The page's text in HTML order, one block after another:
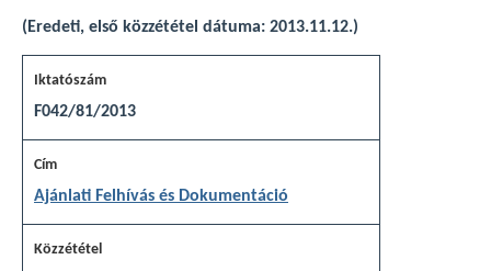
(Eredeti, első közzététel dátuma: 2013.11.12.)
F042/81/2013
Ajánlati Felhívás és Dokumentáció